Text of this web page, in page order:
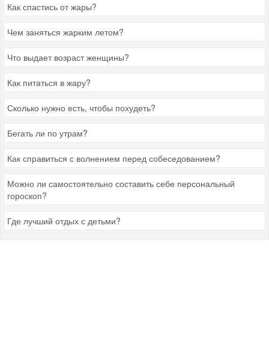
Как спастись от жары?
Чем заняться жарким летом?
Что выдает возраст женщины?
Как питаться в жару?
Сколько нужно есть, чтобы похудеть?
Бегать ли по утрам?
Как справиться с волнением перед собеседованием?
Можно ли самостоятельно составить себе персональный
гороскоп?
Где лучший отдых с детьми?